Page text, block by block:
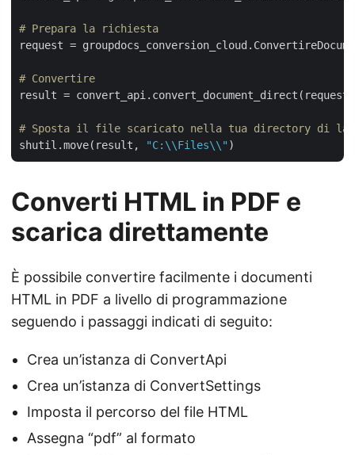
# Prepara la richiesta
request =
# Convertire
result = convert_api.convert_document_direct(request)
# Sposta il file scaricato nella tua directory di
shutil.move(result,
"C:\\Files\\"
Converti HTML in PDF e
scarica direttamente
È possibile convertire facilmente i documenti
HTML in PDF a livello di programmazione
seguendo i passaggi indicati di seguito:
Crea un’istanza di ConvertApi
Crea un’istanza di ConvertSettings
Imposta il percorso del file HTML
Assegna “pdf” al formato